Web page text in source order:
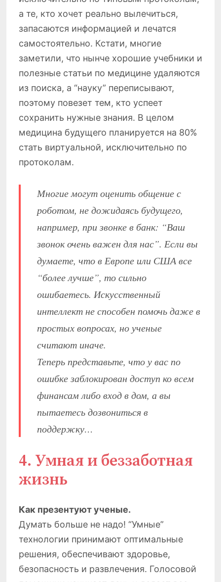
а те, кто хочет реально вылечиться,
запасаются информацией и лечатся
самостоятельно. Кстати, многие
заметили, что нынче хорошие учебники и
полезные статьи по медицине удаляются
из поиска, а “науку” переписывают,
поэтому повезет тем, кто успеет
сохранить нужные знания. В целом
медицина будущего планируется на 80%
стать виртуальной, исключительно по
протоколам.
Многие могут оценить общение с
роботом, не дожидаясь будущего,
например, при звонке в банк: “Ваш
звонок очень важен для нас”. Если вы
думаете, что в Европе или США все
“более лучше”, то сильно
ошибаетесь. Искусственный
интеллект не способен помочь даже в
простых вопросах, но ученые
считают иначе.
Теперь представьте, что у вас по
ошибке заблокирован доступ ко всем
финансам либо вход в дом, а вы
пытаетесь дозвониться в
поддержку…
4. Умная и беззаботная
жизнь
Как презентуют ученые.
Думать больше не надо! “Умные”
технологии принимают оптимальные
решения, обеспечивают здоровье,
безопасность и развлечения. Голосовой